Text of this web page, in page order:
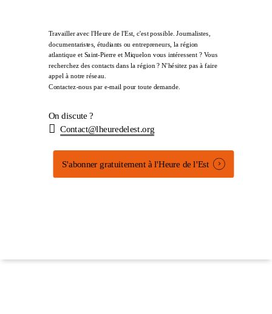
Travailler avec l'Heure de l'Est, c'est possible. Journalistes,
documentaristes, étudiants ou entrepreneurs, la région
atlantique et Saint-Pierre et Miquelon vous intéressent ? Vous
recherchez des contacts dans la région ? N'hésitez pas à faire
appel à notre réseau.
Contactez-nous par e-mail pour toute demande.
On discute ?
Contact@lheuredelest.org
S'abonner gratuitement à l'Heure de l'Est